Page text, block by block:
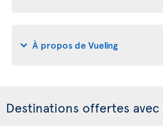
À propos de Vueling
Destinations offertes avec